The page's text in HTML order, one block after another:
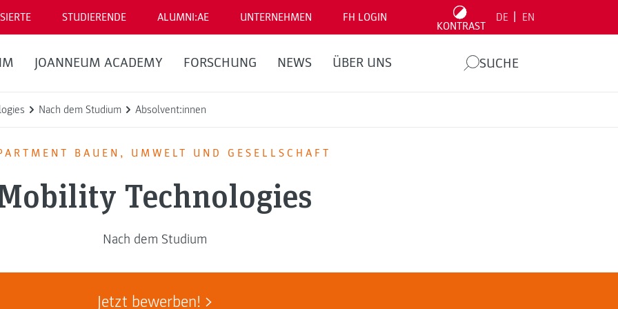
STUDIERENDE ALUMNI:AE UNTERNEHMEN FH LOGIN
KONTRAST
DE EN
JOANNEUM ACADEMY FORSCHUNG NEWS ÜBER UNS SUCHE
Nach dem Studium Absolvent:innen
BAUEN, UMWELT UND GESELLSCHAFT
Technologies
Nach dem Studium
Jetzt bewerben!